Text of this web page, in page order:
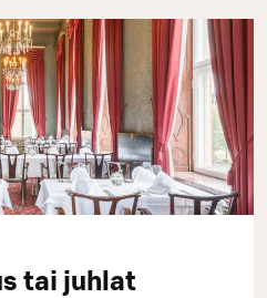
tai juhlat